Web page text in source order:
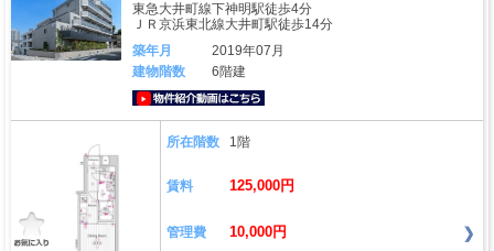
東急大井町線下神明駅徒歩4分
ＪＲ京浜東北線大井町駅徒歩14分
築年月
2019年07月
建物階数
6階建
所在階数 1階
賃料 125,000円
管理費 10,000円